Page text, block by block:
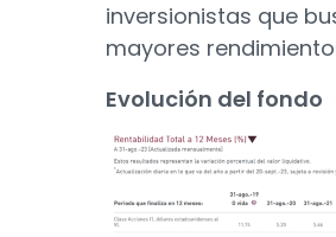
inversionistas que
mayores
Evolución del fondo